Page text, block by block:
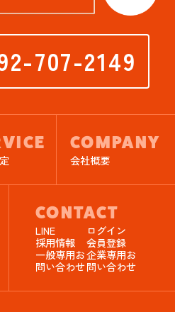
707-2149
COMPANY
会社概要
CONTACT
LINE
ログイン
採用情報
会員登録
一般専用お
問い合わせ
企業専用お
問い合わせ